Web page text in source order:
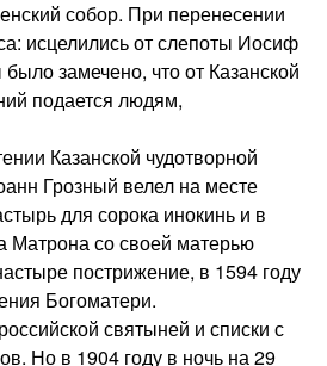
собор. При перенесении
исцелились от слепоты Иосиф
замечено, что от Казанской
подается людям,
Казанской чудотворной
Грозный велел на месте
для сорока инокинь и в
Матрона со своей матерью
пострижение, в 1594 году
Богоматери.
святыней и списки с
Но в 1904 году в ночь на 29